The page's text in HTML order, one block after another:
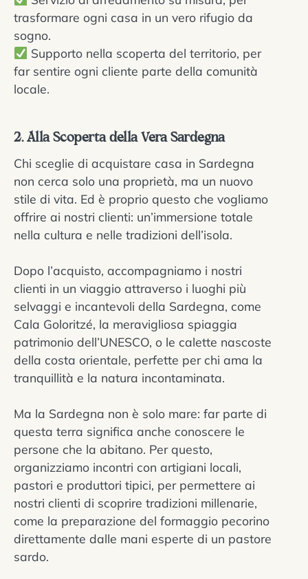
trasformare ogni casa in un vero rifugio da
sogno.
Supporto nella scoperta del territorio, per
far sentire ogni cliente parte della comunità
locale.
2. Alla Scoperta della Vera Sardegna
Chi sceglie di acquistare casa in Sardegna
non cerca solo una proprietà, ma un nuovo
stile di vita. Ed è proprio questo che vogliamo
offrire ai nostri clienti: un’immersione totale
nella cultura e nelle tradizioni dell’isola.
Dopo l’acquisto, accompagniamo i nostri
clienti in un viaggio attraverso i luoghi più
selvaggi e incantevoli della Sardegna, come
Cala Goloritzé, la meravigliosa spiaggia
patrimonio dell’UNESCO, o le calette nascoste
della costa orientale, perfette per chi ama la
tranquillità e la natura incontaminata.
Ma la Sardegna non è solo mare: far parte di
questa terra significa anche conoscere le
persone che la abitano. Per questo,
organizziamo incontri con artigiani locali,
pastori e produttori tipici, per permettere ai
nostri clienti di scoprire tradizioni millenarie,
come la preparazione del formaggio pecorino
direttamente dalle mani esperte di un pastore
sardo.